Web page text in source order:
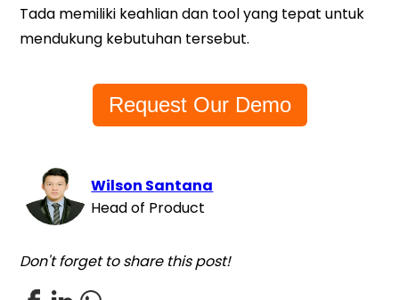
Tada memiliki keahlian dan tool yang tepat untuk
mendukung kebutuhan tersebut.
Request Our Demo
Wilson Santana
Head of Product
Don't forget to share this post!